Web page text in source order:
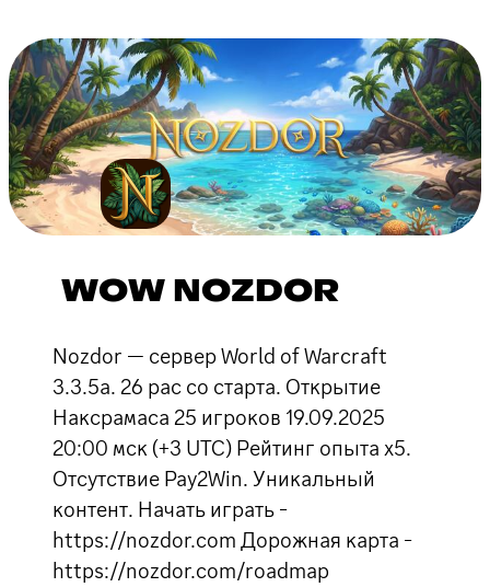
WOW NOZDOR
Nozdor — сервер World of Warcraft
3.3.5a. 26 рас со старта. Открытие
Наксрамаса 25 игроков 19.09.2025
20:00 мск (+3 UTC) Рейтинг опыта х5.
Отсутствие Pay2Win. Уникальный
контент. Начать играть -
https://nozdor.com Дорожная карта -
https://nozdor.com/roadmap